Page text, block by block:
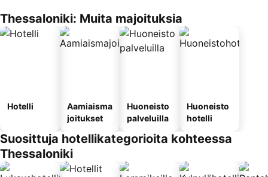
Thessaloniki: Muita majoituksia
Hotelli
Aamiaisma
joitukset
Huoneisto
palveluilla
Huoneisto
hotelli
Suosittuja hotellikategorioita kohteessa
Thessaloniki